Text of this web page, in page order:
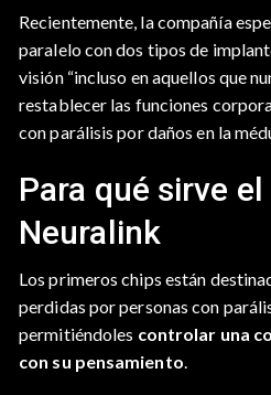
Recientemente, la compañía
paralelo con dos tipos de
visión “incluso en aquellos que
restablecer las funciones
con parálisis por daños en la
Para qué sirve
Neuralink
Los primeros chips están
perdidas por personas con
permitiéndoles controlar una
con su pensamiento